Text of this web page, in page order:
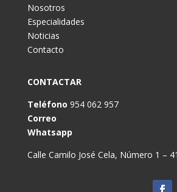
Nosotros
Especialidades
Noticias
Contacto
CONTACTAR
Teléfono 954 062 957
Correo
Whatsapp
Calle Camilo José Cela, Número 1 –